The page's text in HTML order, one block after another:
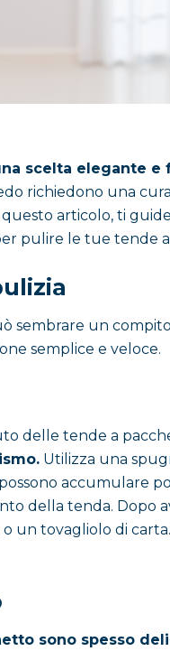
scelta elegante e
richiedono una
articolo, ti
pulire le tue tende
sembrare un
semplice e veloce.
delle tende a
Utilizza una
accumulare
della tenda. Dopo
un tovagliolo di
sono spesso